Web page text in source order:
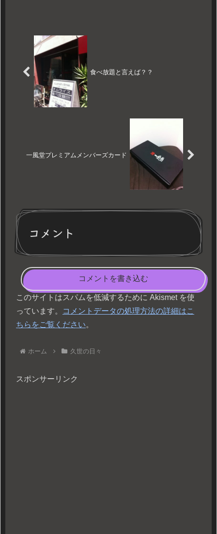
食べ放題と言えば？？
一風堂プレミアムメンバーズカード
コメント
コメントを書き込む
このサイトはスパムを低減するために Akismet を使
っています。
コメントデータの処理方法の詳細はこ
ちらをご覧ください。
ホーム 久世の日々
スポンサーリンク